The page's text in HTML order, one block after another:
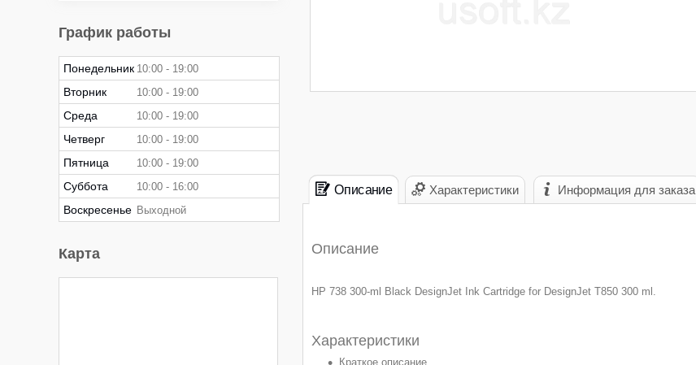
Описание Характеристики Информация для заказа
Описание
HP 738 300-ml Black DesignJet Ink Cartridge for DesignJet T850 300 ml.
Характеристики
Краткое описание
График работы
Понедельник 10:00 19:00
Вторник 10:00 19:00
Среда 10:00 19:00
Четверг 10:00 19:00
Пятница 10:00 19:00
Суббота 10:00 16:00
Воскресенье Выходной
Карта